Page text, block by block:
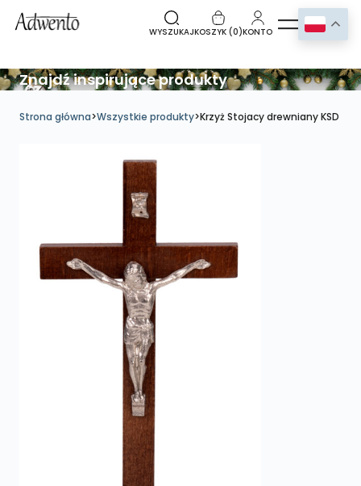
WYSZUKAJKOSZYK (0)KONTO
Znajdź inspirujące produkty
Strona główna>Wszystkie produkty>Krzyż Stojacy drewniany KSD